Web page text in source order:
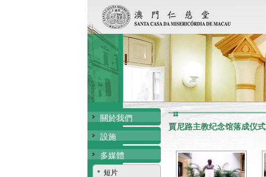
關於我們
設施
多媒體
短片
賈尼路主教纪念馆落成仪式